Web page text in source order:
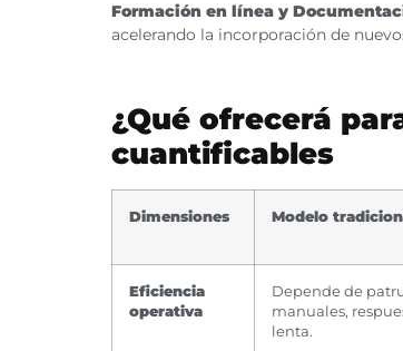
Formación en línea y
acelerando la incorporación de
¿Qué ofrecerá
cuantificables
Dimensiones Modelo
Eficiencia
operativa
Depende de
manuales,
lenta.